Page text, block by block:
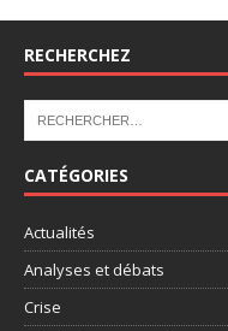
RECHERCHEZ
CATÉGORIES
Actualités
Analyses et débats
Crise